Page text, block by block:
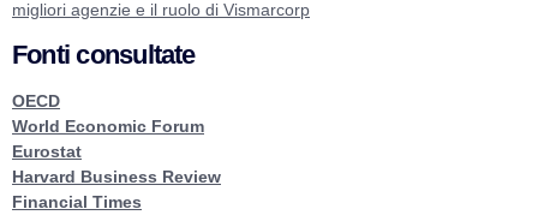
migliori agenzie e il ruolo di Vismarcorp
Fonti consultate
OECD
World Economic Forum
Eurostat
Harvard Business Review
Financial Times